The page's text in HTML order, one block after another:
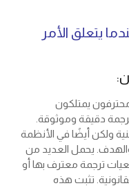
يتعلق الأمر
يمتلكون
دقيقة وموثوقة.
ولكن أيضًا في الأنظمة
يحمل العديد من
ترجمة معترف بها أو
تثبت هذه